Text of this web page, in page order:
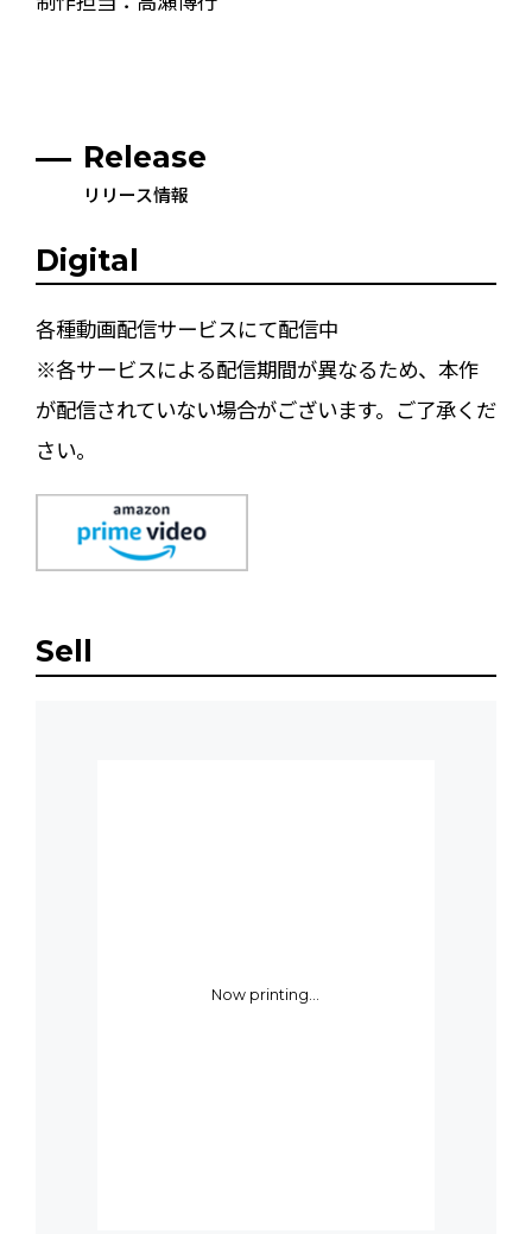
Release
リリース情報
Digital
各種動画配信サービスにて配信中
※各サービスによる配信期間が異なるため、本作
が配信されていない場合がございます。ご了承くだ
さい。
Sell
Now printing...